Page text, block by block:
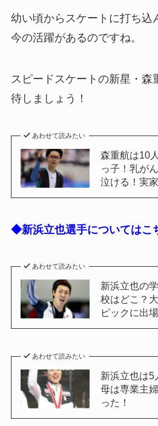
幼い頃からスケートに打ち込
今の活躍があるのですね。
スピードスケートの新星・森
待しましょう！
あわせて読みたい
森重航は10
っ子！乳が
泣ける！実
◆新浜立也選手についてはこ
あわせて読みたい
新浜立也の
校はどこ？
ピックに出
あわせて読みたい
新浜立也は5
母は専業主
った！